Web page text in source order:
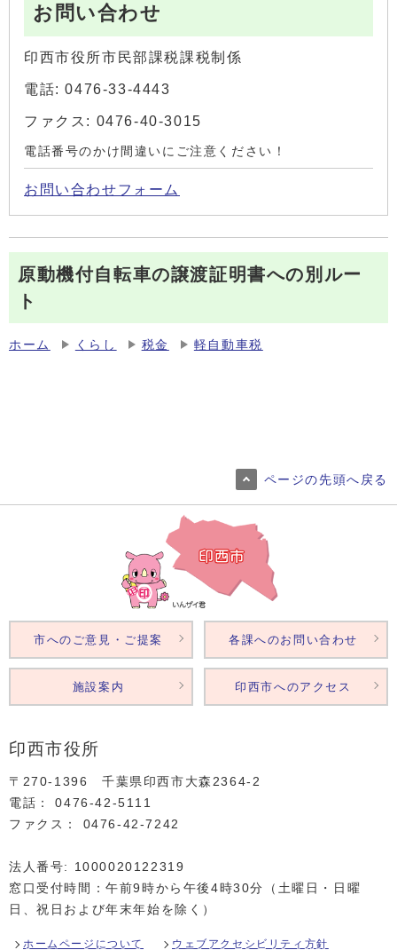
お問い合わせ
印西市役所市民部課税課税制係
電話: 0476-33-4443
ファクス: 0476-40-3015
電話番号のかけ間違いにご注意ください！
お問い合わせフォーム
原動機付自転車の譲渡証明書への別ルー
ト
ホーム くらし 税金 軽自動車税
ページの先頭へ戻る
印西市役所
〒270-1396 千葉県印西市大森2364‐2
電話： 0476‐42‐5111
ファクス： 0476‐42‐7242
法人番号: 1000020122319
窓口受付時間：午前9時から午後4時30分（土曜日・日曜
日、祝日および年末年始を除く）
ホームページについて ウェブアクセシビリティ方針
市へのご意見・ご提案 各課へのお問い合わせ
施設案内 印西市へのアクセス